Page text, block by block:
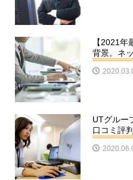
【2021
背景。ネ
UTグルー
口コミ評